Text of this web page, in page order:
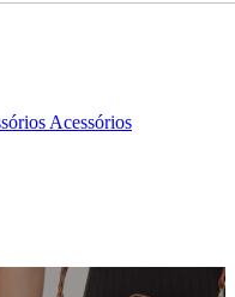
Acessórios